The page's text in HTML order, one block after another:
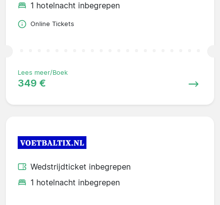
1 hotelnacht inbegrepen
Online Tickets
Lees meer/Boek
349 €
Wedstrijdticket inbegrepen
1 hotelnacht inbegrepen